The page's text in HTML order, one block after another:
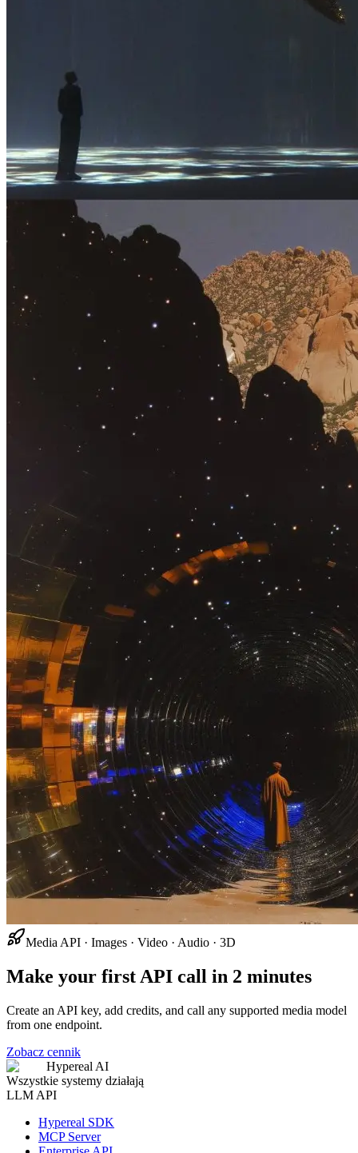
Media API · Images · Video · Audio · 3D
Make your first API call in 2 minutes
Create an API key, add credits, and call any supported media model
from one endpoint.
Zobacz cennik
Hypereal AI
Wszystkie systemy działają
LLM API
Hypereal SDK
MCP Server